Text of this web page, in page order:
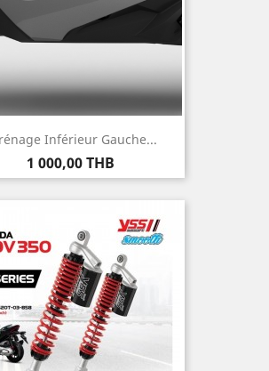
Inférieur Gauche...
Prix
1 000,00 THB